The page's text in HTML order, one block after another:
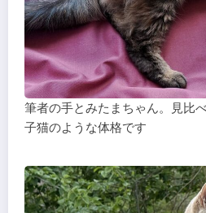
筆者の手とみたまちゃん。見比
子猫のような体格です